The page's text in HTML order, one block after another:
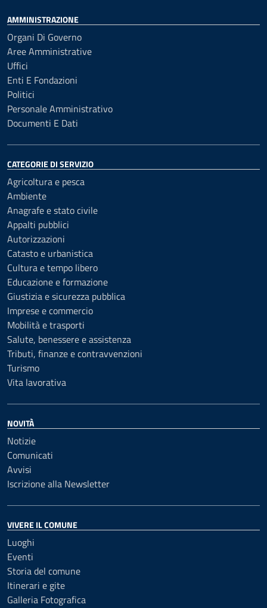
AMMINISTRAZIONE
Organi Di Governo
Aree Amministrative
Uffici
Enti E Fondazioni
Politici
Personale Amministrativo
Documenti E Dati
CATEGORIE DI SERVIZIO
Agricoltura e pesca
Ambiente
Anagrafe e stato civile
Appalti pubblici
Autorizzazioni
Catasto e urbanistica
Cultura e tempo libero
Educazione e formazione
Giustizia e sicurezza pubblica
Imprese e commercio
Mobilità e trasporti
Salute, benessere e assistenza
Tributi, finanze e contravvenzioni
Turismo
Vita lavorativa
NOVITÀ
Notizie
Comunicati
Avvisi
Iscrizione alla Newsletter
VIVERE IL COMUNE
Luoghi
Eventi
Storia del comune
Itinerari e gite
Galleria Fotografica